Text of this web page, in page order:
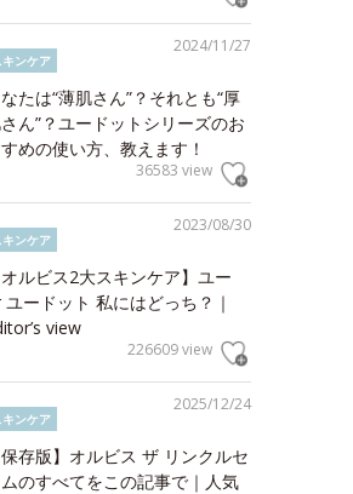
2024/11/27
キンケア
たは“薄肌さん”？それとも“厚
ん”？ユードットシリーズのお
めの使い方、教えます！
36583 view
2023/08/30
キンケア
オルビス2大スキンケア】ユー
ードット 私にはどっち？｜
view
226609 view
2025/12/24
キンケア
保存版】オルビス ザ リンクルセ
のすべてをこの記事で｜人気